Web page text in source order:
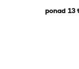
ponad